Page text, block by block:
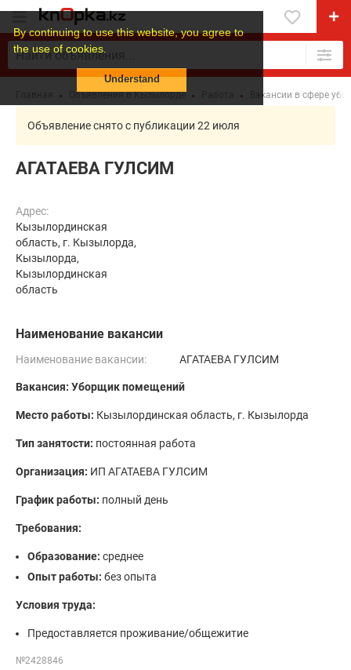
By continuing to use this website, you agree to
the use of cookies.
Understand
Объявления в Кызылорде Вакансии в сфере
Объявление снято с публикации 22 июля
АГАТАЕВА ГУЛСИМ
Адрес:
Кызылординская
область, г. Кызылорда,
Кызылорда,
Кызылординская
область
Наименование вакансии
Наименование вакансии: АГАТАЕВА ГУЛСИМ
Вакансия: Уборщик помещений
Место работы: Кызылординская область, г. Кызылорда
Тип занятости: постоянная работа
Организация: ИП АГАТАЕВА ГУЛСИМ
График работы: полный день
Требования:
Образование: среднее
Опыт работы: без опыта
Условия труда:
Предоставляется проживание/общежитие
№2428846